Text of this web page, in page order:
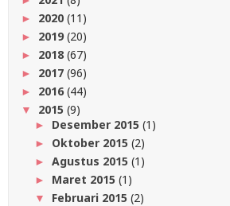
► 2020 (11)
► 2019(20)
► 2018 (67)
► 2017 (96)
► 2016(44)
▼ 2015 (9)
► Desember 2015 (1)
► Oktober 2015 (2)
► Agustus 2015 (1)
► Maret 2015 (1)
▼ Februari 2015 (2)